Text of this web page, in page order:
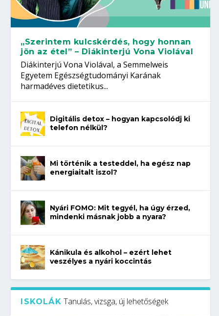
„Szerintem kulcskérdés, hogy honnan
jön az étel” – Diákinterjú Vona Violával
Diákinterjú Vona Violával, a Semmelweis
Egyetem Egészségtudományi Karának
harmadéves dietetikus...
Digitális detox – hogyan kapcsolódj ki
telefon nélkül?
Mi történik a testeddel, ha egész nap
energiaitalt iszol?
Nyári FOMO: Mit tegyél, ha úgy érzed,
mindenki másnak jobb a nyara?
Kánikula és alkohol – ezért lehet
veszélyes a nyári koccintás
ISKOLÁK Tanulás, vizsga, új lehetőségek